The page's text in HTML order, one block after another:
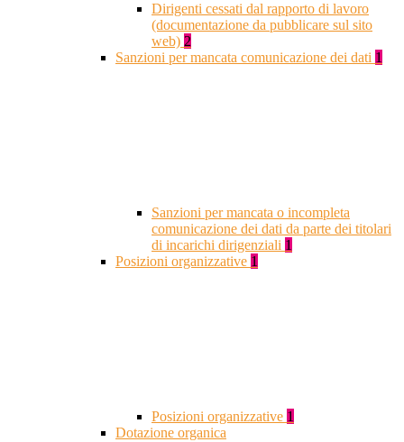
Dirigenti cessati dal rapporto di lavoro
(documentazione da pubblicare sul sito
web) 2
Sanzioni per mancata comunicazione dei dati 1
Sanzioni per mancata o incompleta
comunicazione dei dati da parte dei titolari
di incarichi dirigenziali 1
Posizioni organizzative 1
Posizioni organizzative 1
Dotazione organica